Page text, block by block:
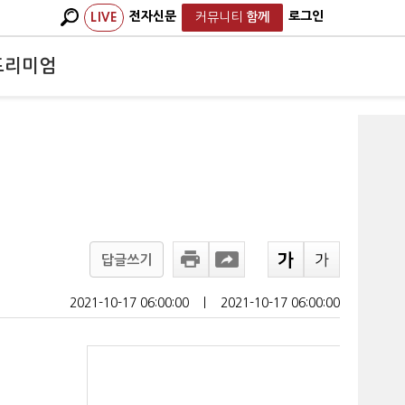
LIVE 전자신문 커뮤니티 함께 로그인
리미엄
답글쓰기
2021-10-17 06:00:00 2021-10-17 06:00:00